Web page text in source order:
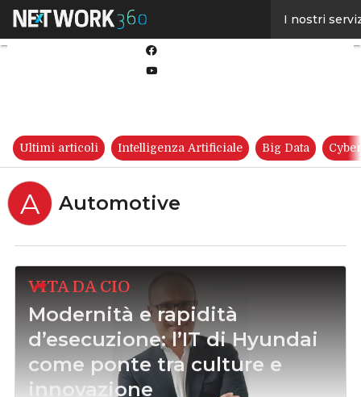
I nostri
Ultimi articoli Intelligenza Artificiale Big Data
A Automotive
VITA DA CIO
Modernità e rapidità
d’esecuzione: l’IT di Hyundai
come ponte tra culture e
innovazione